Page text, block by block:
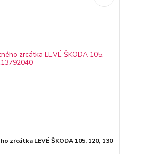
zrcátka LEVÉ ŠKODA 105, 120, 130